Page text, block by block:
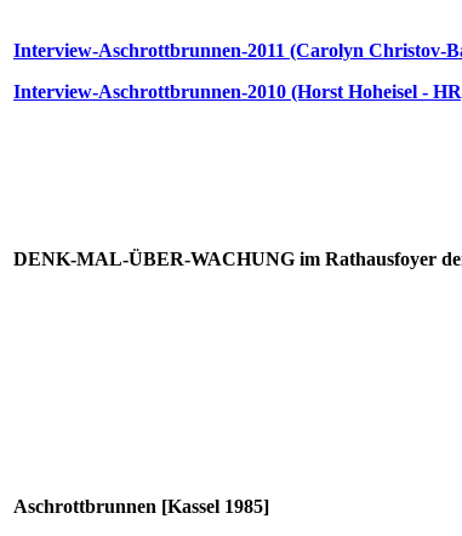
Interview-Aschrottbrunnen-2011 (Carolyn Christov-
Interview-Aschrottbrunnen-2010 (Horst Hoheisel -
DENK-MAL-ÜBER-WACHUNG im Rathausfoyer
Aschrottbrunnen [Kassel 1985]